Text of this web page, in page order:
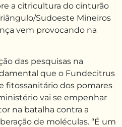
a citricultura do cinturão
Sudoeste Mineiros
vem provocando na
das pesquisas na
que o Fundecitrus
fitossanitário dos pomares
vai se empenhar
na batalha contra a
de moléculas. “É um